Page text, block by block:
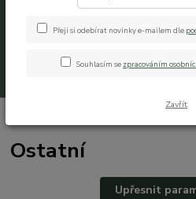
Ostatní
Upřesnit
Přeji si odebírat novinky e-mailem dle
Souhlasím se zpracováním
Zavřít